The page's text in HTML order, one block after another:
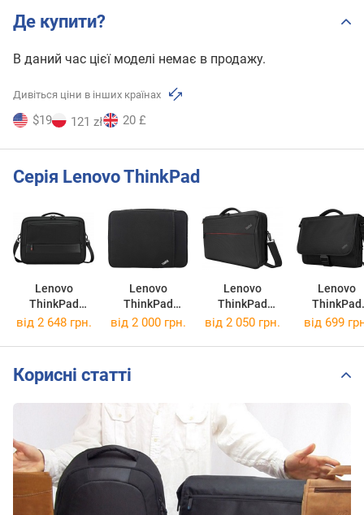
Де купити?
В даний час цієї моделі немає в продажу.
Дивіться ціни в інших країнах
$19 121 zł 20 £
Серія Lenovo ThinkPad
Lenovo
ThinkPad
Professional
14
Lenovo
ThinkPad
Sleeve 14
Lenovo
ThinkPad
Professional
Lenovo
ThinkPad
Essential
15.6
від 2 648 грн. від 2 000 грн. від 2 050 грн. від 699
Корисні статті